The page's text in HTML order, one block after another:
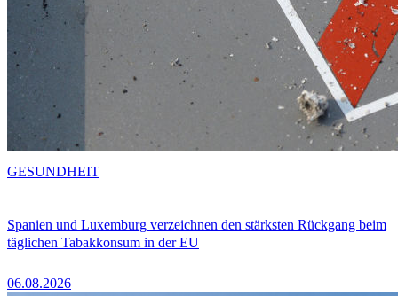
Spanien und Luxemburg verzeichnen den stärksten Rückgang beim
täglichen Tabakkonsum in der EU
06.08.2026
GESUNDHEIT